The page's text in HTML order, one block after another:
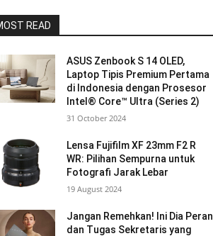
READ
ASUS Zenbook S 14 OLED,
Laptop Tipis Premium Pertama
di Indonesia dengan Prosesor
Intel® Core™ Ultra (Series 2)
31 October 2024
Lensa Fujifilm XF 23mm F2 R
WR: Pilihan Sempurna untuk
Fotografi Jarak Lebar
19 August 2024
Jangan Remehkan! Ini Dia Peran
dan Tugas Sekretaris yang